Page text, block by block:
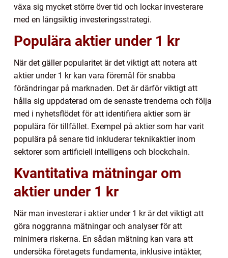
växa sig mycket större över tid och lockar investerare
med en långsiktig investeringsstrategi.
Populära aktier under 1 kr
När det gäller popularitet är det viktigt att notera att
aktier under 1 kr kan vara föremål för snabba
förändringar på marknaden. Det är därför viktigt att
hålla sig uppdaterad om de senaste trenderna och följa
med i nyhetsflödet för att identifiera aktier som är
populära för tillfället. Exempel på aktier som har varit
populära på senare tid inkluderar teknikaktier inom
sektorer som artificiell intelligens och blockchain.
Kvantitativa mätningar om
aktier under 1 kr
När man investerar i aktier under 1 kr är det viktigt att
göra noggranna mätningar och analyser för att
minimera riskerna. En sådan mätning kan vara att
undersöka företagets fundamenta, inklusive intäkter,